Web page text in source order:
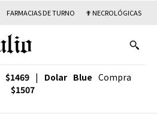
FARMACIAS DE TURNO ✟ NECROLÓGICAS
$1469 | Dolar Blue Compra
$1507